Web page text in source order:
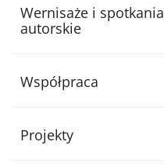
Wernisaże i spotkania
autorskie
Współpraca
Projekty